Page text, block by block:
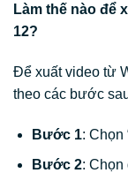
Làm thế nào để
12?
Để xuất video từ
theo các bước
Bước 1: Chọn
Bước 2: Chọn